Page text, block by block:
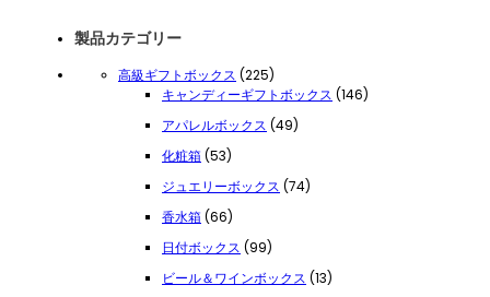
製品カテゴリー
高級ギフトボックス 225225
個
の
商
キャンディーギフトボックス 146146
アパレルボックス 4949
商
化粧箱 5353
の
商
ジュエリーボックス 7474
香水箱 6666
の
商
日付ボックス 9999
の
ビール＆ワインボックス 1313